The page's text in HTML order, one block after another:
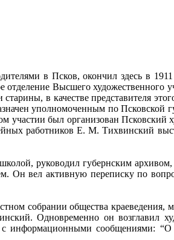
в Псков, окончил здесь в
отделение Высшего
в качестве представителя
уполномоченным по Псковской
был организован Псковский
работников Е. М. Тихвинский
руководил губернским
Он вел активную переписку по
собрании общества
Одновременно он возглавил
информационными сообщениями: